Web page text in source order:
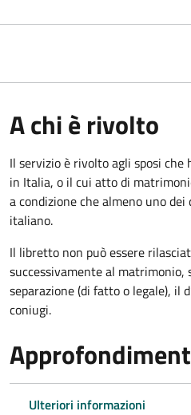
A chi è rivolto
Il servizio è rivolto agli sposi
in Italia, o il cui atto di
a condizione che almeno uno
italiano.
Il libretto non può essere
successivamente al
separazione (di fatto o legale), il
coniugi.
Ulteriori informazioni